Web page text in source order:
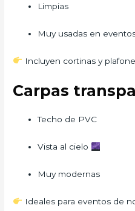
Limpias
Muy usadas en
Incluyen cortinas y
Carpas
Techo de PVC
Vista al cielo
Muy modernas
Ideales para eventos de